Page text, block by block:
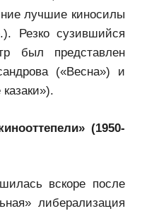
лучшие киносилы
Резко сузившийся
был представлен
(«Весна») и
(1950-
вскоре после
либерализация